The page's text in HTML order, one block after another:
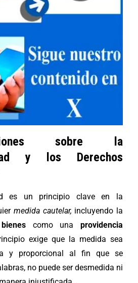
sobre la
y los Derechos
es un principio clave en la
medida cautelar, incluyendo la
como unaprovidencia
exige que la medida sea
y proporcional al fin que se
no puede ser desmedida ni